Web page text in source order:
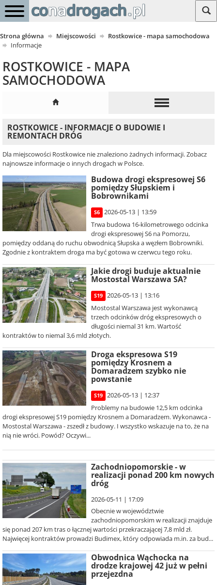
Strona główna Miejscowości
Rostkowice - mapa samochodowa
Informacje
ROSTKOWICE - MAPA
SAMOCHODOWA
ROSTKOWICE - INFORMACJE O BUDOWIE I
REMONTACH DRÓG
Dla miejscowości Rostkowice nie znaleziono żadnych informacji. Zobacz
najnowsze informacje o innych drogach w Polsce.
Budowa drogi ekspresowej S6
pomiędzy Słupskiem i
Bobrownikami
S6
2026-05-13 | 13:59
Trwa budowa 16-kilometrowego odcinka
drogi ekspresowej S6 na Pomorzu,
pomiędzy oddaną do ruchu obwodnicą Słupska a węzłem Bobrowniki.
Zgodnie z kontraktem droga ma być gotowa w czerwcu tego roku.
Jakie drogi buduje aktualnie
Mostostal Warszawa SA?
S19
2026-05-13 | 13:16
Mostostal Warszawa jest wykonawcą
trzech odcinków dróg ekspresowych o
długości niemal 31 km. Wartość
kontraktów to niemal 3,6 mld złotych.
Droga ekspresowa S19
pomiędzy Krosnem a
Domaradzem szybko nie
powstanie
S19
2026-05-13 | 12:37
Problemy na budowie 12,5 km odcinka
drogi ekspresowej S19 pomiędzy Krosnem a Domaradzem. Wykonawca -
Mostostal Warszawa - zszedł z budowy. I wszystko wskazuje na to, że na
nią nie wróci. Powód? Oczywi...
Zachodniopomorskie - w
realizacji ponad 200 km nowych
dróg
2026-05-11 | 17:09
Obecnie w województwie
zachodniopomorskim w realizacji znajduje
się ponad 207 km tras o łącznej wartości przekraczającej 7,8 mld zł.
Najwięcej kontraktów prowadzi Budimex, który odpowiada m.in. za bud...
Obwodnica Wąchocka na
drodze krajowej 42 już w pełni
przejezdna